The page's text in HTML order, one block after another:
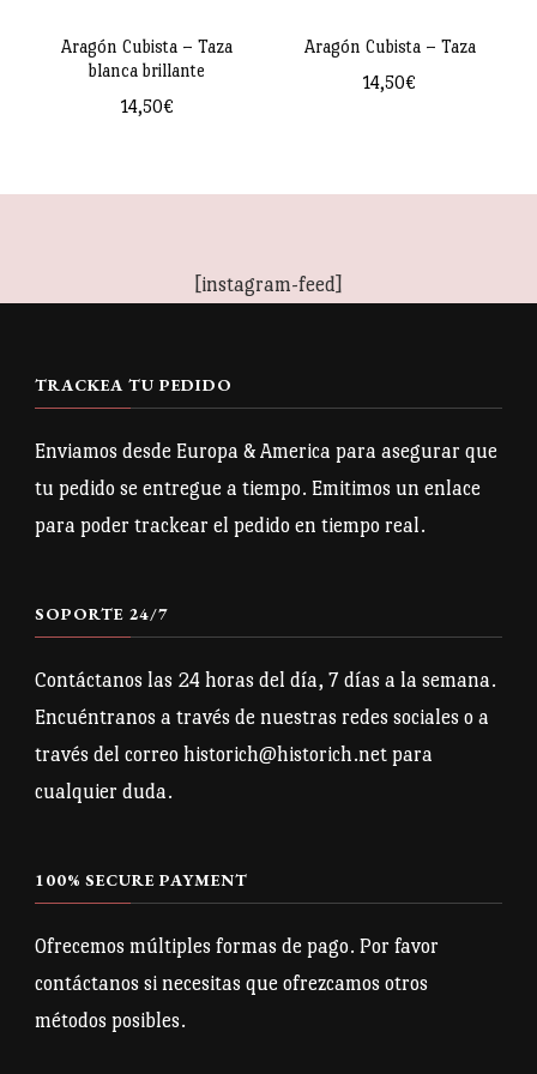
pueden
elegir
en
elegir
en
de
Aragón Cubista – Taza
blanca brillante
14,50€
Aragón Cubista – Taza
14,50€
[instagram-feed]
TRACKEA TU PEDIDO
Enviamos desde Europa & America para asegurar que
tu pedido se entregue a tiempo. Emitimos un enlace
para poder trackear el pedido en tiempo real.
SOPORTE 24/7
Contáctanos las 24 horas del día, 7 días a la semana.
Encuéntranos a través de nuestras redes sociales o a
través del correo historich@historich.net para
cualquier duda.
100% SECURE PAYMENT
Ofrecemos múltiples formas de pago. Por favor
contáctanos si necesitas que ofrezcamos otros
métodos posibles.